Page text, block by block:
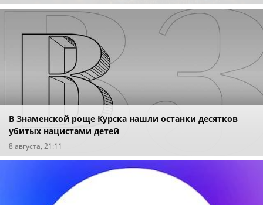
В Знаменской роще Курска нашли останки десятков
убитых нацистами детей
8 августа, 21:11